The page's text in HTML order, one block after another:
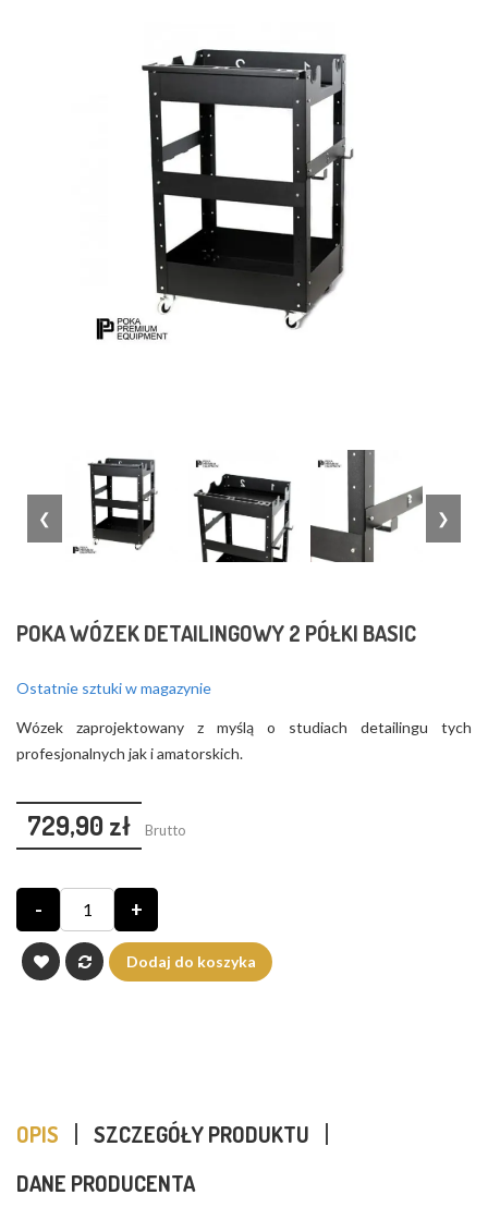
❮ ❯
POKA WÓZEK DETAILINGOWY 2 PÓŁKI BASIC
Ostatnie sztuki w magazynie
Wózek zaprojektowany z myślą o studiach detailingu tych
profesjonalnych jak i amatorskich.
729,90 zł Brutto
- +
Dodaj do koszyka
OPIS
SZCZEGÓŁY PRODUKTU
DANE PRODUCENTA